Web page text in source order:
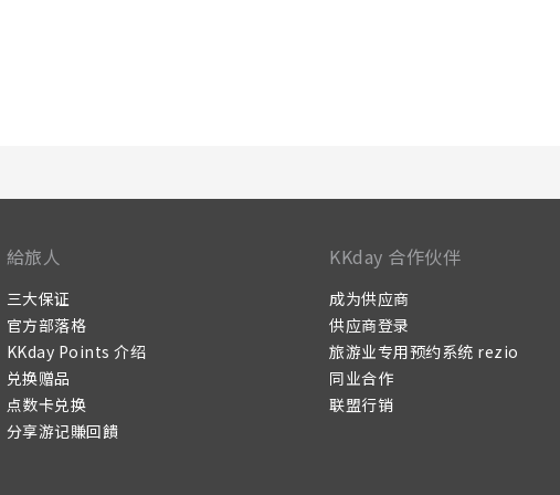
給旅人
三大保证
官方部落格
KKday Points 介绍
兑换赠品
点数卡兑换
分享游记賺回饋
KKday 合作伙伴
成为供应商
供应商登录
旅游业专用预约系统 rezio
同业合作
联盟行销